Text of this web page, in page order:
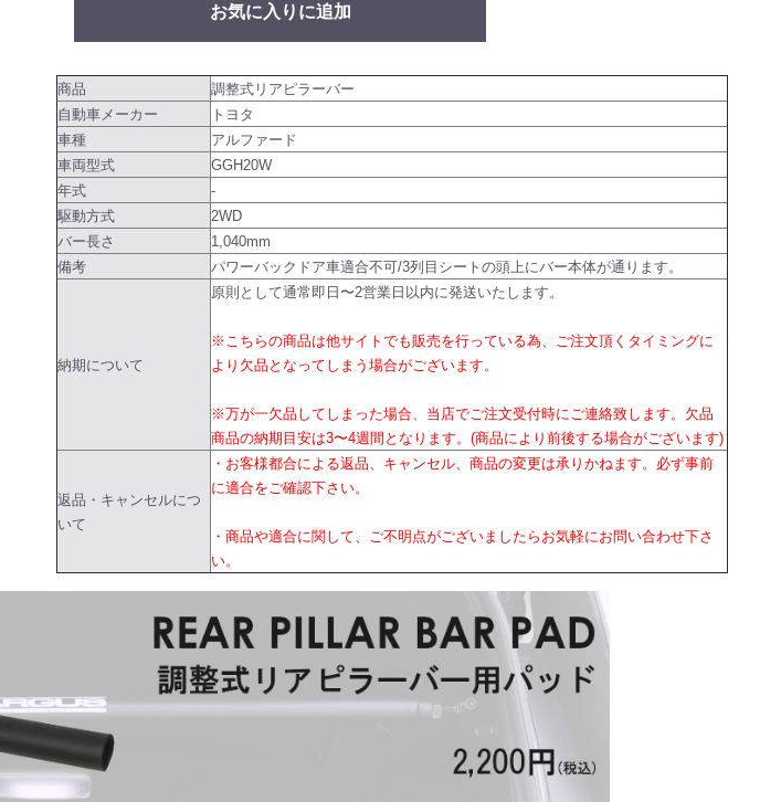
お気に入りに追加
商品
調整式リアピラーバー
自動車メーカー
トヨタ
車種
アルファード
車両型式
GGH20W
年式
-
駆動方式
2WD
バー長さ
1,040mm
備考
パワーバックドア車適合不可/3列目シートの頭上にバー本体が通ります。
納期について
原則として通常即日〜2営業日以内に発送いたします。
※こちらの商品は他サイトでも販売を行っている為、ご注文頂くタイミングに
より欠品となってしまう場合がございます。
※万が一欠品してしまった場合、当店でご注文受付時にご連絡致します。欠品
商品の納期目安は3〜4週間となります。(商品により前後する場合がございます)
返品・キャンセルにつ
いて
・お客様都合による返品、キャンセル、商品の変更は承りかねます。必ず事前
に適合をご確認下さい。
・商品や適合に関して、ご不明点がございましたらお気軽にお問い合わせ下さ
い。